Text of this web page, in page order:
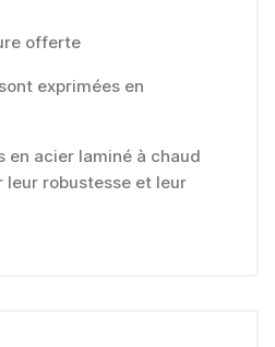
offerte
exprimées en
en acier laminé à chaud
leur robustesse et leur